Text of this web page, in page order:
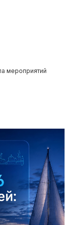
мероприятий